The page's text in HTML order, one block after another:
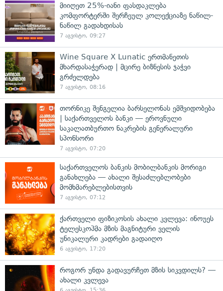
მიიღეთ 25%-იანი ფასდაკლება
კომფორტერში შერჩეულ კოლექციაზე ნაწილ-
ნაწილ გადახდისას
7 აგვისტო, 09:27
Wine Square X Lunatic ერთმანეთის
მხარდასაჭერად | მცირე ბიზნესის ჯაჭვი
გრძელდება
7 აგვისტო, 08:16
თორნიკე შენგელია ბარსელონას ემშვიდობება
| საქართველოს ბანკი — ეროვნული
საკალათბურთო ნაკრების გენერალური
სპონსორი
7 აგვისტო, 07:20
საქართველოს ბანკის მობილბანკის მორიგი
განახლება — ახალი შესაძლებლობები
მომხმარებლებისთვის
7 აგვისტო, 07:12
ქართველი ფიზიკოსის ახალი კვლევა: ინოუეს
ტელესკოპმა მზის მაგნიტური ველის
უნიკალური კადრები გადაიღო
6 აგვისტო, 17:20
როგორ უნდა გადავურჩეთ მზის სიკვდილს? —
ახალი კვლევა